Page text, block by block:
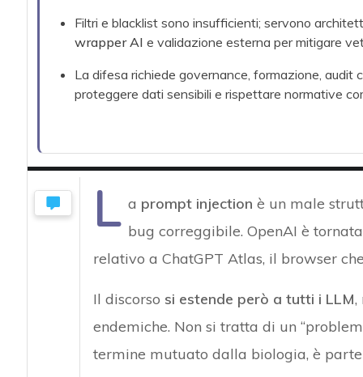
Filtri e blacklist sono insufficienti; servono
wrapper AI e validazione esterna per mitigare
La difesa richiede governance, formazione, audit
proteggere dati sensibili e rispettare normative
L a prompt injection è un male
bug correggibile. OpenAI è
relativo a ChatGPT Atlas, il browser
Il discorso si estende però a tutti i LLM,
endemiche. Non si tratta di un
termine mutuato dalla biologia, è